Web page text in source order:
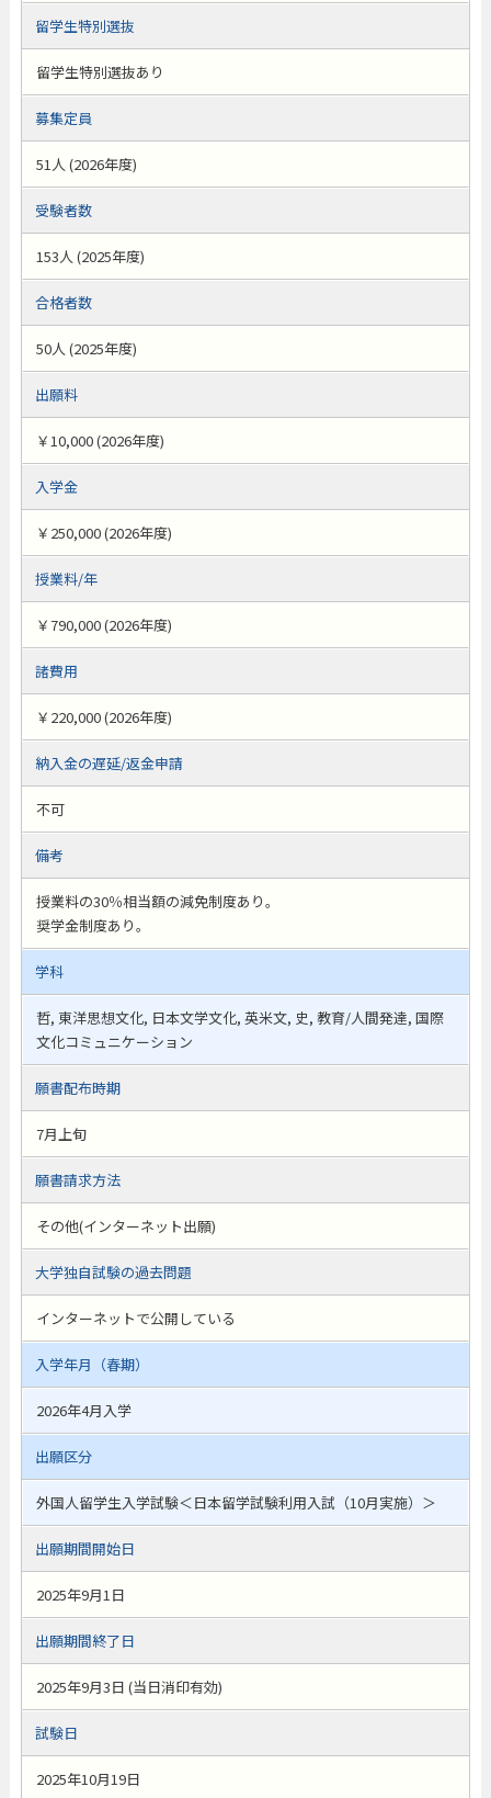
留学生特別選抜
留学生特別選抜あり
募集定員
51人 (2026年度)
受験者数
153人 (2025年度)
合格者数
50人 (2025年度)
出願料
￥10,000 (2026年度)
入学金
￥250,000 (2026年度)
授業料/年
￥790,000 (2026年度)
諸費用
￥220,000 (2026年度)
納入金の遅延/返金申請
不可
備考
授業料の30％相当額の減免制度あり。
奨学金制度あり。
学科
哲, 東洋思想文化, 日本文学文化, 英米文, 史, 教育/人間発達, 国際
文化コミュニケーション
願書配布時期
7月上旬
願書請求方法
その他(インターネット出願)
大学独自試験の過去問題
インターネットで公開している
入学年月（春期）
2026年4月入学
出願区分
外国人留学生入学試験＜日本留学試験利用入試（10月実施）＞
出願期間開始日
2025年9月1日
出願期間終了日
2025年9月3日 (当日消印有効)
試験日
2025年10月19日